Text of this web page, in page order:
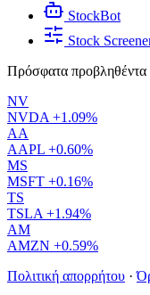
StockBot
Stock
Πρόσφατα προβληθέντα
NV
NVDA +1.09%
AA
AAPL +0.60%
MS
MSFT +0.16%
TS
TSLA +1.94%
AM
AMZN +0.59%
Πολιτική απορρήτου ·